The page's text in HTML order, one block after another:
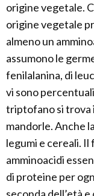
origine vegetale.
origine vegetale
almeno un
assumono le
fenilalanina, di
vi sono
triptofano si trova
mandorle. Anche
legumi e cereali.
amminoacidi
di proteine per